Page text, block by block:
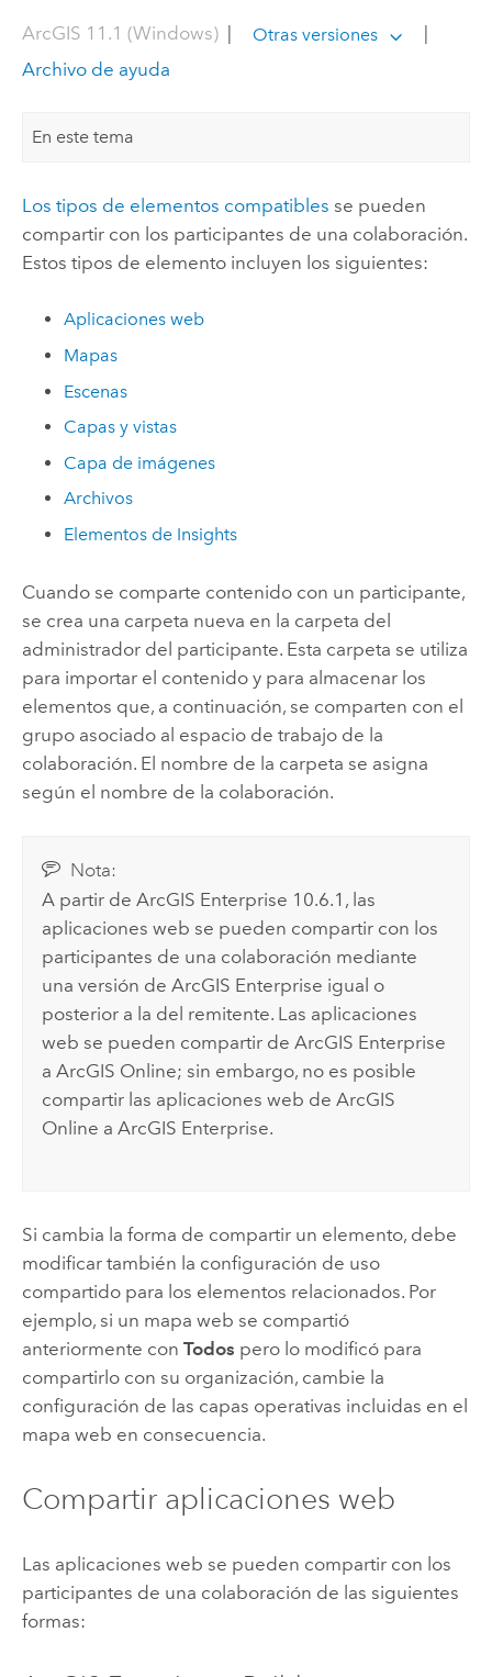
ArcGIS 11.1 (Windows)| Otras versiones
Archivo de ayuda
En este tema
Los tipos de elementos compatibles se pueden
compartir con los participantes de una colaboración.
Estos tipos de elemento incluyen los siguientes:
Aplicaciones web
Mapas
Escenas
Capas y vistas
Capa de imágenes
Archivos
Elementos de Insights
Cuando se comparte contenido con un participante,
se crea una carpeta nueva en la carpeta del
administrador del participante. Esta carpeta se utiliza
para importar el contenido y para almacenar los
elementos que, a continuación, se comparten con el
grupo asociado al espacio de trabajo de la
colaboración. El nombre de la carpeta se asigna
según el nombre de la colaboración.
Nota:
A partir deArcGIS Enterprise 10.6.1, las
aplicaciones web se pueden compartir con los
participantes de una colaboración mediante
una versión deArcGIS Enterprise igual o
posterior a la del remitente. Las aplicaciones
web se pueden compartir deArcGIS Enterprise
aArcGIS Online; sin embargo, no es posible
compartir las aplicaciones web deArcGIS
Online aArcGIS Enterprise.
Si cambia la forma de compartir un elemento, debe
modificar también la configuración de uso
compartido para los elementos relacionados. Por
ejemplo, si un mapa web se compartió
anteriormente con Todos pero lo modificó para
compartirlo con su organización, cambie la
configuración de las capas operativas incluidas en el
mapa web en consecuencia.
Compartir aplicaciones web
Las aplicaciones web se pueden compartir con los
participantes de una colaboración de las siguientes
formas: